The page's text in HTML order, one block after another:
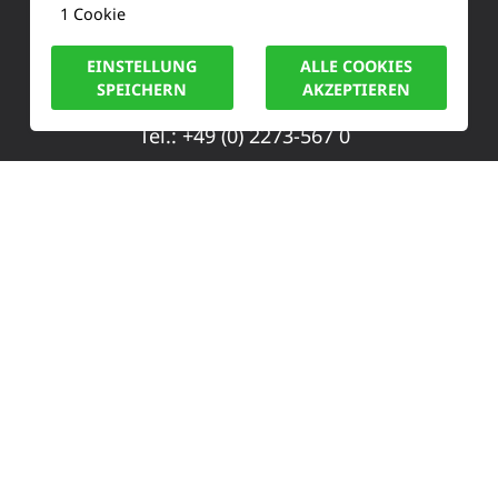
50170 Kerpen
Tel.: +49 (0) 2273-567 0
1 Cookie
EINSTELLUNG
SPEICHERN
ALLE COOKIES
AKZEPTIEREN